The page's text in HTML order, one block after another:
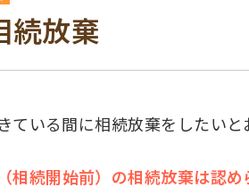
続放棄
ている間に相続放棄をしたいと
相続開始前）の相続放棄は認め